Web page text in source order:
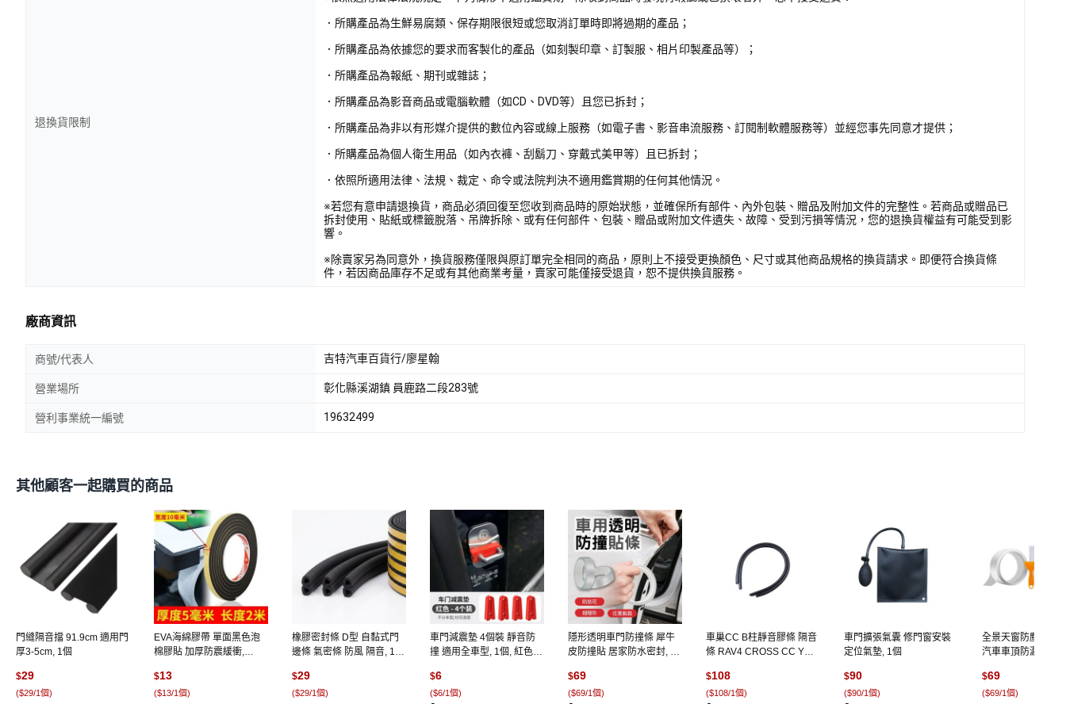
退換貨限制
．所購產品為生鮮易腐類、保存期限很短或您取消訂單時即將過期的產品；
．所購產品為依據您的要求而客製化的產品（如刻製印章、訂製服、相片印製產品等）；
．所購產品為報紙、期刊或雜誌；
．所購產品為影音商品或電腦軟體（如CD、DVD等）且您已拆封；
．所購產品為非以有形媒介提供的數位內容或線上服務（如電子書、影音串流服務、訂閱制軟體服務等）並經您事先同意才提供；
．所購產品為個人衛生用品（如內衣褲、刮鬍刀、穿戴式美甲等）且已拆封；
．依照所適用法律、法規、裁定、命令或法院判決不適用鑑賞期的任何其他情況。
※若您有意申請退換貨，商品必須回復至您收到商品時的原始狀態，並確保所有部件、內外包裝、贈品及附加文件的完整性。若商品或贈品已
拆封使用、貼紙或標籤脫落、吊牌拆除、或有任何部件、包裝、贈品或附加文件遺失、故障、受到污損等情況，您的退換貨權益有可能受到影
響。
※除賣家另為同意外，換貨服務僅限與原訂單完全相同的商品，原則上不接受更換顏色、尺寸或其他商品規格的換貨請求。即便符合換貨條
件，若因商品庫存不足或有其他商業考量，賣家可能僅接受退貨，恕不提供換貨服務。
廠商資訊
商號/代表人 吉特汽車百貨行/廖星翰
營業場所 彰化縣溪湖鎮 員鹿路二段283號
營利事業統一編號 19632499
其他顧客一起購買的商品
門縫隔音擋 91.9cm 適用門
厚3-5cm, 1個
$29
($29/1個)
EVA海綿膠帶 單面黑色泡
棉膠貼 加厚防震緩衝,
厚】, 1個
$13
($13/1個)
橡膠密封條 D型 自黏式門
邊條 氣密條 防風 隔音, 1
$29
($29/1個)
車門減震墊 4個裝 靜音防
撞 適用全車型, 1個, 紅色4
$6
($6/1個)
隱形透明車門防撞條 犀牛
皮防撞貼 居家防水密封, 1
$69
($69/1個)
車巢CC B柱靜音膠條 隔音
條 RAV4 CROSS CC YC
柱鋼片卡槽式膠條
$108
($108/1個)
車門擴張氣囊 修門窗安裝
定位氣墊, 1個
$90
($90/1個)
全景天窗防塵防水
汽車車頂防漏水密
窗組【膠條*1+圓
$69
($69/1個)